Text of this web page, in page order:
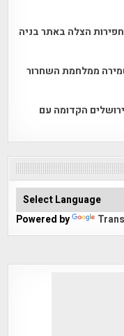
שנה התגלו בחפירות הצלה באתר בניה
ממלחמת השחרור
הקדומה עם
Powered by